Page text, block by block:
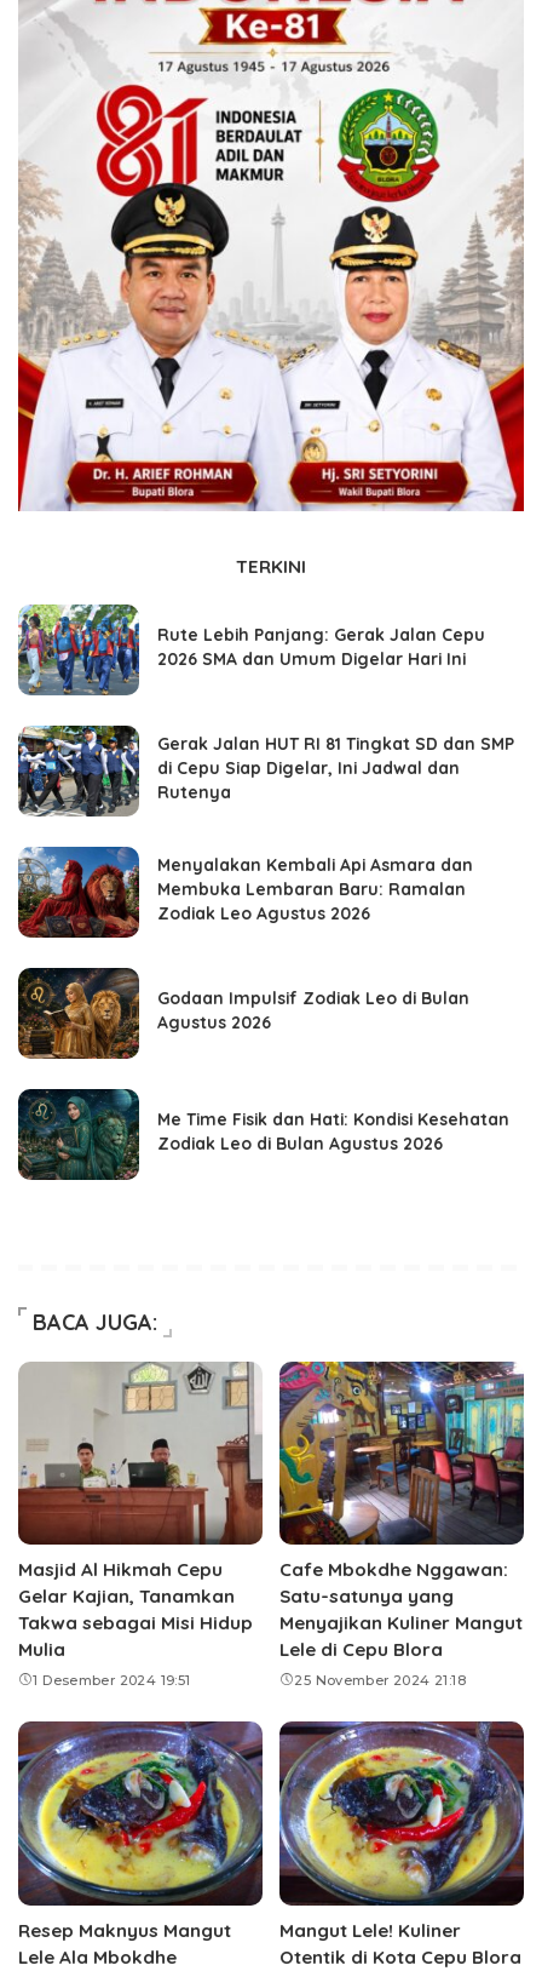
TERKINI
Rute Lebih Panjang: Gerak Jalan Cepu
2026 SMA dan Umum Digelar Hari Ini
Gerak Jalan HUT RI 81 Tingkat SD dan SMP
di Cepu Siap Digelar, Ini Jadwal dan
Rutenya
Menyalakan Kembali Api Asmara dan
Membuka Lembaran Baru: Ramalan
Zodiak Leo Agustus 2026
Godaan Impulsif Zodiak Leo di Bulan
Agustus 2026
Me Time Fisik dan Hati: Kondisi Kesehatan
Zodiak Leo di Bulan Agustus 2026
BACA JUGA:
Masjid Al Hikmah Cepu
Gelar Kajian, Tanamkan
Takwa sebagai Misi Hidup
Mulia
1 Desember 2024 19:51
Cafe Mbokdhe Nggawan:
Satu-satunya yang
Menyajikan Kuliner Mangut
Lele di Cepu Blora
25 November 2024 21:18
Resep Maknyus Mangut
Lele Ala Mbokdhe
Mangut Lele! Kuliner
Otentik di Kota Cepu Blora